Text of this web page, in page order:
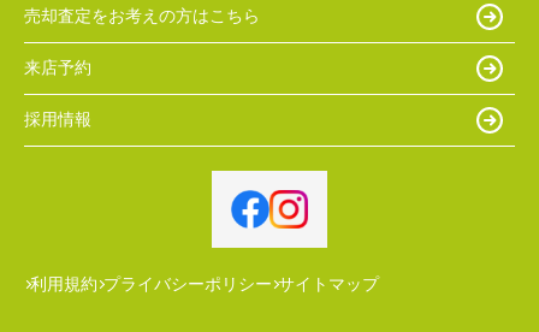
売却査定をお考えの方はこちら
来店予約
採用情報
利用規約 プライバシーポリシー サイトマップ